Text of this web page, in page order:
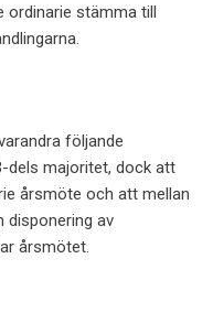
ordinarie stämma till
följande
dels majoritet, dock att
årsmöte och att mellan
disponering av
årsmötet.